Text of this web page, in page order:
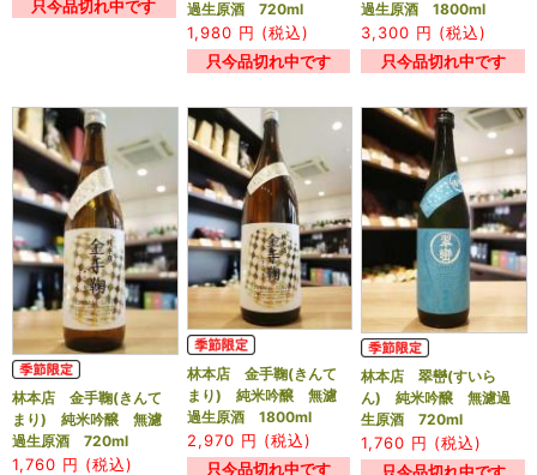
只今品切れ中です 過生原酒 720ml
1,980 円 (税込)
只今品切れ中です
過生原酒 1800ml
3,300 円 (税込)
只今品切れ中です
林本店 金手鞠(きんて
まり) 純米吟醸 無濾
過生原酒 720ml
1,760 円 (税込)
林本店 金手鞠(きんて
まり) 純米吟醸 無濾
過生原酒 1800ml
2,970 円 (税込)
只今品切れ中です
林本店 翠巒(すいら
ん) 純米吟醸 無濾過
生原酒 720ml
1,760 円 (税込)